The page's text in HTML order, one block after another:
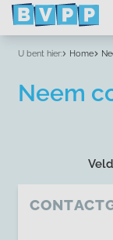
U bent hier: Home
Neem